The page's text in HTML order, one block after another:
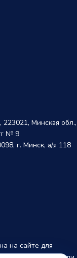
223021, Минская обл.,
№ 9
г. Минск, а/я 118
на сайте для